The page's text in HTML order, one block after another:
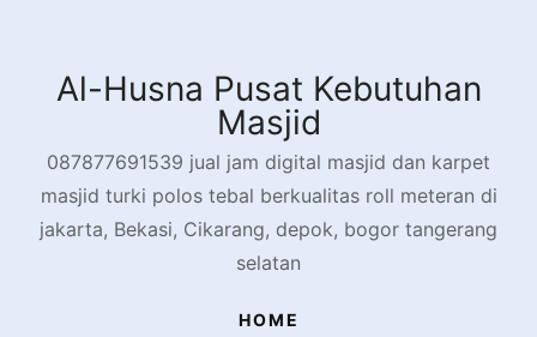
contentAl-Husna Pusat Kebutuhan
Masjid
087877691539 jual jam digital masjid dan karpet
masjid turki polos tebal berkualitas roll meteran di
jakarta, Bekasi, Cikarang, depok, bogor tangerang
selatan
HOME